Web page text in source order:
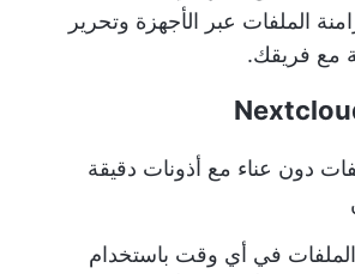
الملفات عبر الأجهزة وتحرير
مع فريقك.
دون عناء مع أذونات دقيقة
في أي وقت باستخدام